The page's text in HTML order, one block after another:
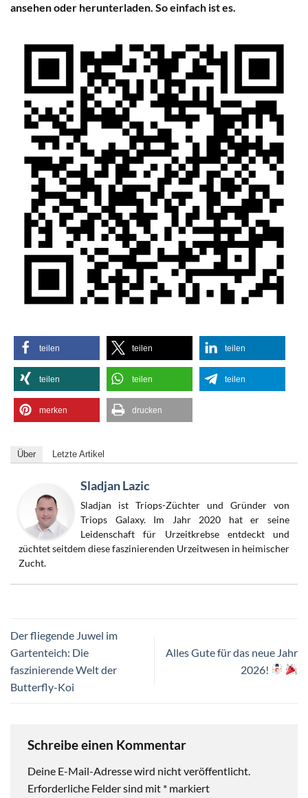
ansehen oder herunterladen. So einfach ist es.
teilen teilen teilen
teilen teilen teilen
merken drucken
Über Letzte Artikel
Sladjan Lazic
Sladjan ist Triops-Züchter und Gründer von
Triops Galaxy. Im Jahr 2020 hat er seine
Leidenschaft für Urzeitkrebse entdeckt und
züchtet seitdem diese faszinierenden Urzeitwesen in heimischer
Zucht.
Der fliegende Juwel im
Gartenteich: Die
faszinierende Welt der
Butterfly-Koi
Alles Gute für das neue Jahr
2026!
Schreibe einen Kommentar
Deine E-Mail-Adresse wird nicht veröffentlicht.
Erforderliche Felder sind mit * markiert